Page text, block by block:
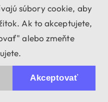
súbory cookie, aby
Ak to akceptujete,
alebo zmeňte
Akceptovať